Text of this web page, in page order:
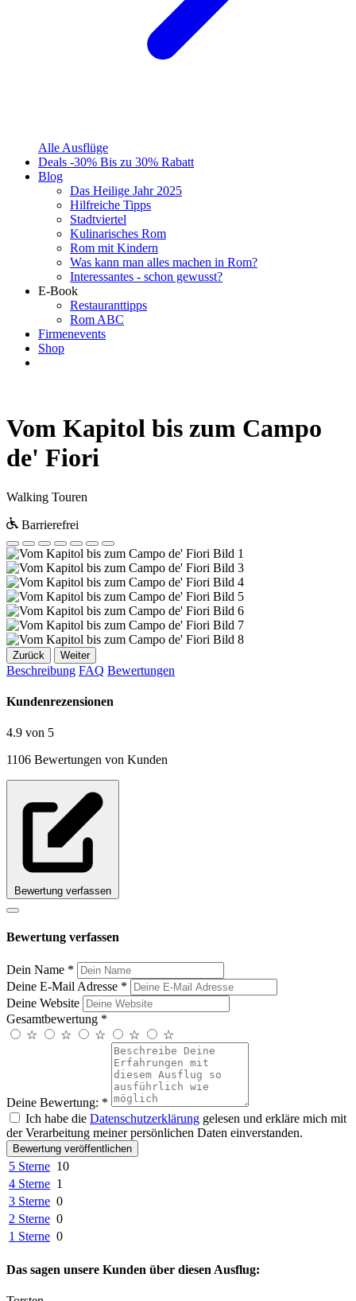
Alle Ausflüge
Deals -30% Bis zu 30% Rabatt
Blog
Das Heilige Jahr 2025
Hilfreiche Tipps
Stadtviertel
Kulinarisches Rom
Rom mit Kindern
Was kann man alles machen in Rom?
Interessantes - schon gewusst?
E-Book
Restauranttipps
Rom ABC
Firmenevents
Shop
Vom Kapitol bis zum Campo
de' Fiori
Walking Touren
Barrierefrei
Zurück Weiter
Beschreibung FAQ Bewertungen
Kundenrezensionen
4.9 von 5
1106 Bewertungen von Kunden
Bewertung verfassen
Bewertung verfassen
Dein Name *
Deine E-Mail Adresse *
Deine Website
Gesamtbewertung *
☆
☆ ☆ ☆ ☆
Deine Bewertung: *
Ich habe die Datenschutzerklärung gelesen und erkläre mich mit
der Verarbeitung meiner persönlichen Daten einverstanden.
Bewertung veröffentlichen
5 Sterne 10
4 Sterne 1
3 Sterne 0
2 Sterne 0
1 Sterne 0
Das sagen unsere Kunden über diesen Ausflug: